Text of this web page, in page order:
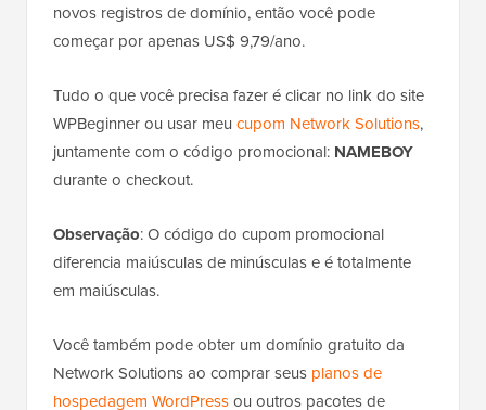
novos registros de domínio, então você pode
começar por apenas US$ 9,79/ano.
Tudo o que você precisa fazer é clicar no link do site
WPBeginner ou usar meu cupom Network Solutions,
juntamente com o código promocional: NAMEBOY
durante o checkout.
Observação: O código do cupom promocional
diferencia maiúsculas de minúsculas e é totalmente
em maiúsculas.
Você também pode obter um domínio gratuito da
Network Solutions ao comprar seus planos de
hospedagem WordPressou outros pacotes de